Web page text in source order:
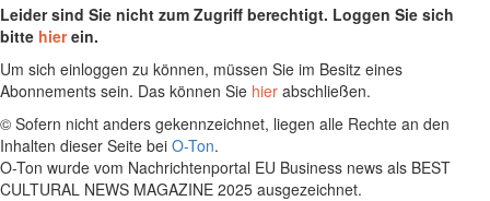
Leider sind Sie nicht zum Zugriff berechtigt. Loggen Sie sich
bitte hierein.
Um sich einloggen zu können, müssen Sie im Besitz eines
Abonnements sein. Das können Sie hier abschließen.
© Sofern nicht anders gekennzeichnet, liegen alle Rechte an den
Inhalten dieser Seite bei O-Ton.
O-Ton wurde vom Nachrichtenportal EU Business news als BEST
CULTURAL NEWS MAGAZINE 2025 ausgezeichnet.